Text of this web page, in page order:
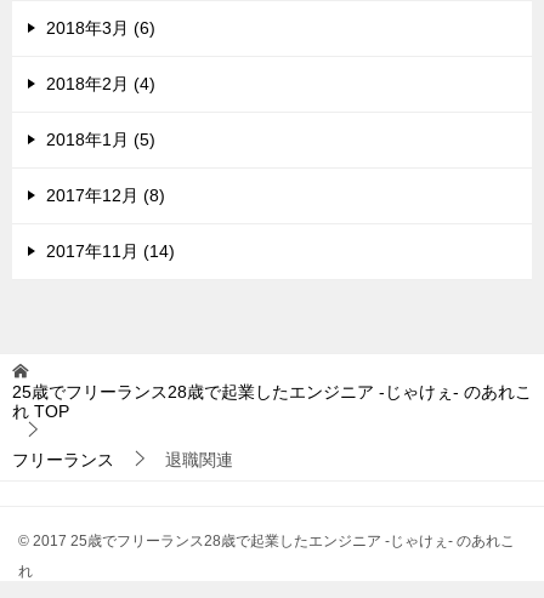
2018年3月 (6)
2018年2月 (4)
2018年1月 (5)
2017年12月 (8)
2017年11月 (14)
25歳でフリーランス28歳で起業したエンジニア -じゃけぇ- のあれこ
れ TOP
フリーランス 退職関連
© 2017 25歳でフリーランス28歳で起業したエンジニア -じゃけぇ- のあれこ
れ